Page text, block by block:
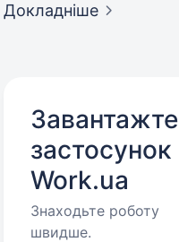
Докладніше
Завантажте
застосунок
Work.ua
Знаходьте роботу
швидше.